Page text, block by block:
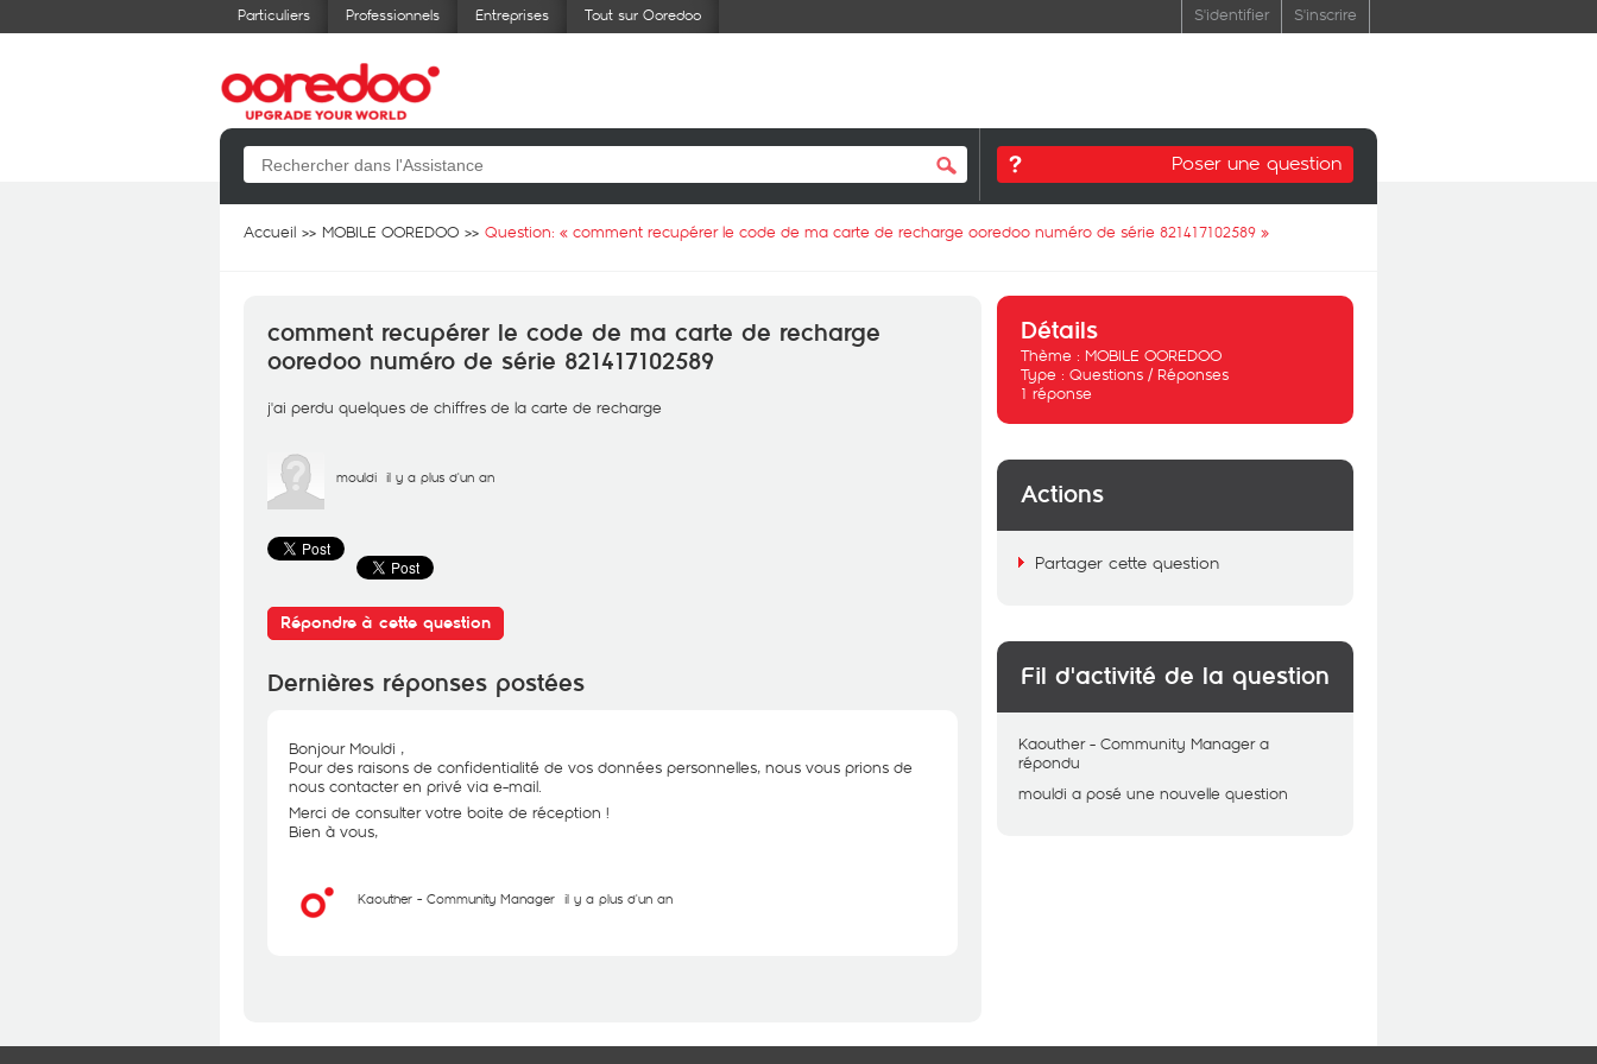
Particuliers Professionnels Entreprises Tout sur Ooredoo S'identifier S'inscrire
Poser une question
Accueil MOBILE OOREDOO Question: « comment recupérer le code de ma carte de recharge ooredoo numéro de série 821417102589 »
comment recupérer le code de ma carte de recharge
ooredoo numéro de série 821417102589
j'ai perdu quelques de chiffres de la carte de recharge
mouldi il y a plus d'un an
Répondre à cette question
Dernières réponses postées
Bonjour Mouldi ,
Pour des raisons de confidentialité de vos données personnelles, nous vous prions de
nous contacter en privé via e-mail.
Merci de consulter votre boite de réception !
Bien à vous,
Kaouther - Community Manager il y a plus d'un an
Détails
Thème : MOBILE OOREDOO
Type : Questions / Réponses
1 réponse
Actions
Partager cette question
Fil d'activité de la question
Kaouther - Community Manager a
répondu
mouldi a posé une nouvelle question